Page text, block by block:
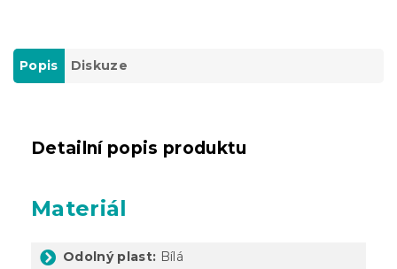
Popis Diskuze
Detailní popis produktu
Materiál
Odolný plast: Bílá